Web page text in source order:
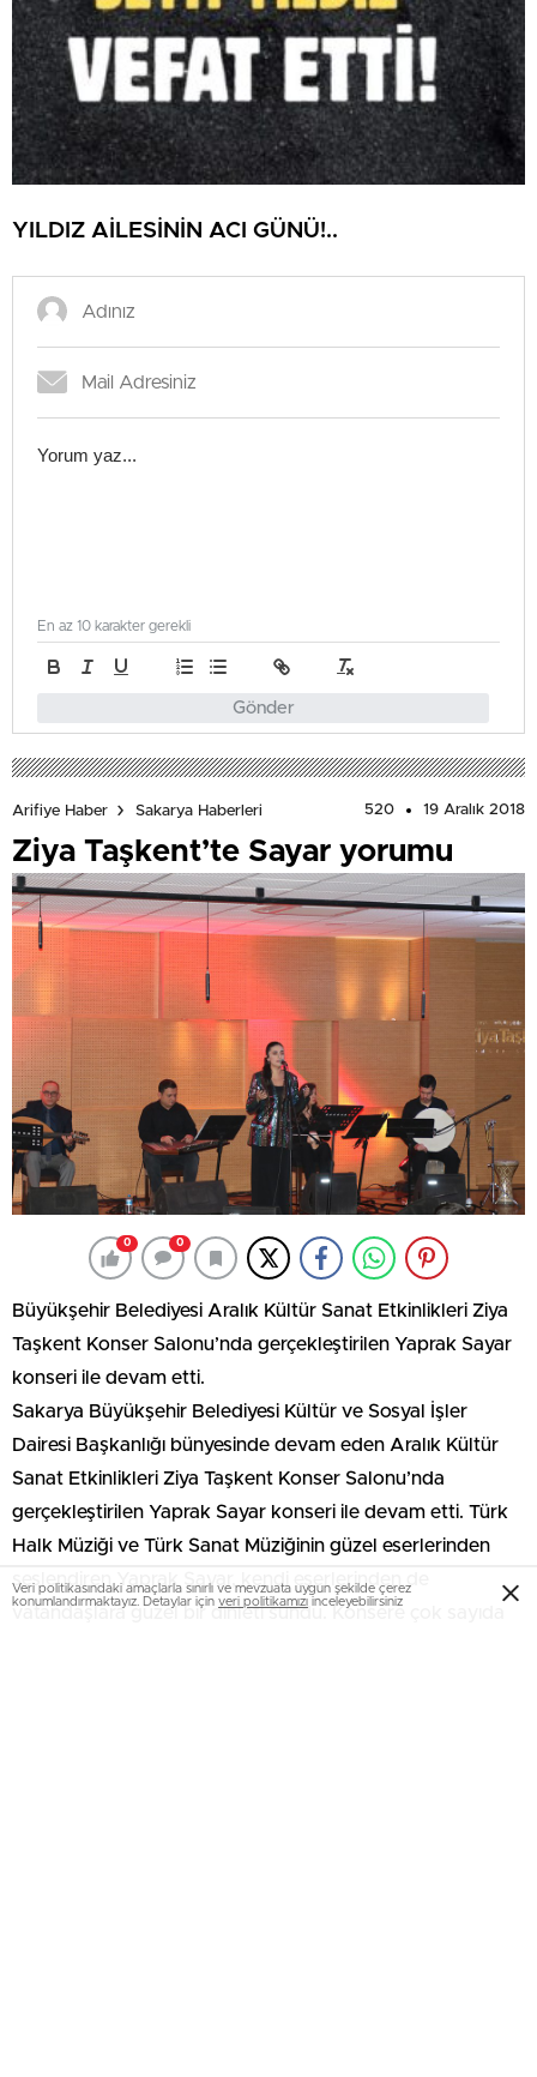
YILDIZ AİLESİNİN ACI GÜNÜ!..
Gönder
En az 10 karakter gerekli
Arifiye Haber Sakarya Haberleri 520 19 Aralık 2018
Ziya Taşkent’te Sayar yorumu
0 0
Büyükşehir Belediyesi Aralık Kültür Sanat Etkinlikleri Ziya
Taşkent Konser Salonu’nda gerçekleştirilen Yaprak Sayar
konseri ile devam etti.
Sakarya Büyükşehir Belediyesi Kültür ve Sosyal İşler
Dairesi Başkanlığı bünyesinde devam eden Aralık Kültür
Sanat Etkinlikleri Ziya Taşkent Konser Salonu’nda
gerçekleştirilen Yaprak Sayar konseri ile devam etti. Türk
Halk Müziği ve Türk Sanat Müziğinin güzel eserlerinden
seslendiren Yaprak Sayar, kendi eserlerinden de
vatandaşlara güzel bir dinleti sundu. Konsere çok sayıda
Veri politikasındaki amaçlarla sınırlı ve mevzuata uygun şekilde çerez
konumlandırmaktayız. Detaylar için veri politikamızı inceleyebilirsiniz